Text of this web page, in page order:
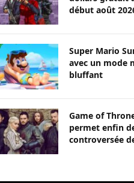
début août
Super Mario
avec un mode
bluffant
Game of
permet enfin
controversée